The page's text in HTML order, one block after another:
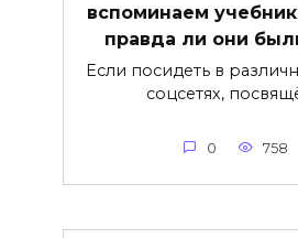
вспоминаем
правда ли они
Если посидеть в
соцсетях,
0 758